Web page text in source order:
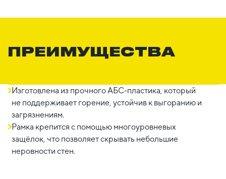
ПРЕИМУЩЕСТВА
Изготовлена из прочного АБС-пластика, который
не поддерживает горение, устойчив к выгоранию и
загрязнениям.
Рамка крепится с помощью многоуровневых
защёлок, что позволяет скрывать небольшие
неровности стен.